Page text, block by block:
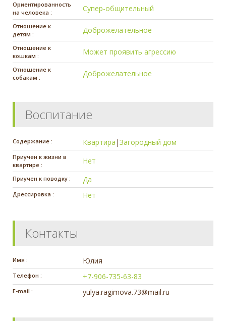
Ориентированность
на человека :
Супер-общительный
Отношение к
детям :
Доброжелательное
Отношение к
кошкам :
Может проявить агрессию
Отношение к
собакам :
Доброжелательное
Воспитание
Содержание : Квартира |Загородный дом
Приучен к жизни в
квартире :
Нет
Приучен к поводку : Да
Дрессировка : Нет
Контакты
Имя : Юлия
Телефон : +7-906-735-63-83
E-mail : yulya.ragimova.73@mail.ru